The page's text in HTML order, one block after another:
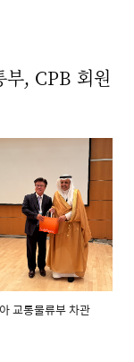
부, CPB 회원
교통물류부 차관